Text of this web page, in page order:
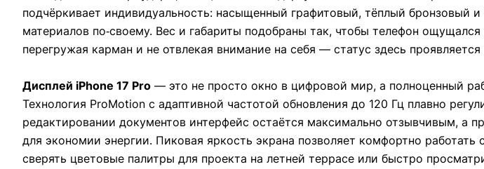
подчёркивает индивидуальность: насыщенный графитовый, тёплый
материалов по‑своему. Вес и габариты подобраны так, чтобы телефон
перегружая карман и не отвлекая внимание на себя — статус здесь
Дисплей iPhone 17 Pro — это не просто окно в цифровой мир, а полноценный
Технология ProMotion с адаптивной частотой обновления до 120 Гц плавно
редактировании документов интерфейс остаётся максимально отзывчивым, а
для экономии энергии. Пиковая яркость экрана позволяет комфортно
сверять цветовые палитры для проекта на летней террасе или быстро